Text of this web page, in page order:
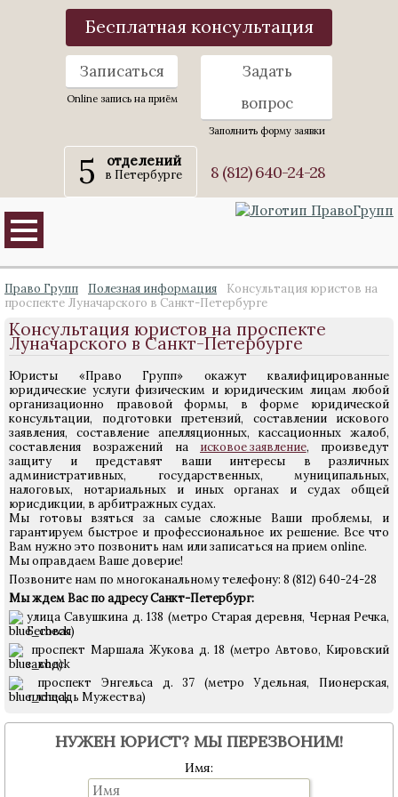
Бесплатная консультация
Записаться
Online запись на приём
Задать
вопрос
Заполнить форму заявки
5 отделений
в Петербурге 8 (812) 640-24-28
Право Групп Полезная информация
Консультация юристов на
проспекте Луначарского в Санкт-Петербурге
Консультация юристов на проспекте
Луначарского в Санкт-Петербурге
Юристы «Право Групп» окажут квалифицированные
юридические услуги физическим и юридическим лицам любой
организационно правовой формы, в форме юридической
консультации, подготовки претензий, составлении искового
заявления, составление апелляционных, кассационных жалоб,
составления возражений на исковое заявление, произведут
защиту и представят ваши интересы в различных
административных, государственных, муниципальных,
налоговых, нотариальных и иных органах и судах общей
юрисдикции, в арбитражных судах.
Мы готовы взяться за самые сложные Ваши проблемы, и
гарантируем быстрое и профессиональное их решение. Все что
Вам нужно это позвонить нам или записаться на прием online.
Мы оправдаем Ваше доверие!
Позвоните нам по многоканальному телефону: 8 (812) 640-24-28
Мы ждем Вас по адресу Санкт-Петербург:
улица Савушкина д. 138 (метро Старая деревня, Черная Речка,
Беговая)
проспект Маршала Жукова д. 18 (метро Автово, Кировский
завод)
проспект Энгельса д. 37 (метро Удельная, Пионерская,
площадь Мужества)
НУЖЕН ЮРИСТ? МЫ ПЕРЕЗВОНИМ!
Имя: